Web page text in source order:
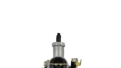
Pietcard
2114
analogico
cantidad